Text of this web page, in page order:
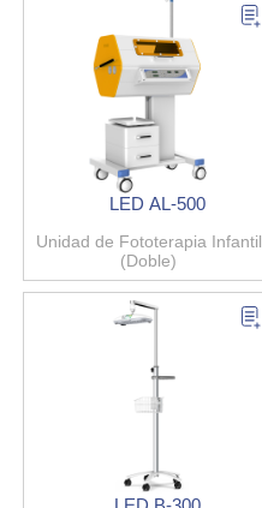
LED AL-500
Unidad de Fototerapia Infantil
(Doble)